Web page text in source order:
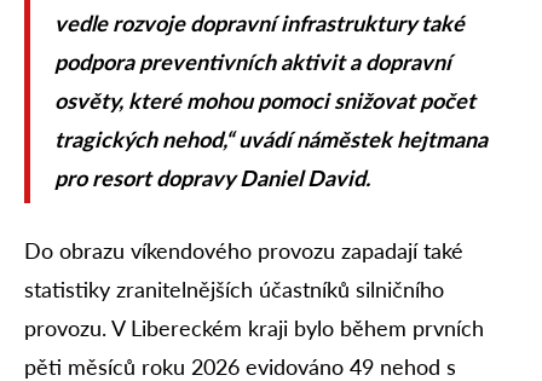
vedle rozvoje dopravní infrastruktury také
podpora preventivních aktivit a dopravní
osvěty, které mohou pomoci snižovat počet
tragických nehod,“ uvádí náměstek hejtmana
pro resort dopravy Daniel David.
Do obrazu víkendového provozu zapadají také
statistiky zranitelnějších účastníků silničního
provozu. V Libereckém kraji bylo během prvních
pěti měsíců roku 2026 evidováno 49 nehod s